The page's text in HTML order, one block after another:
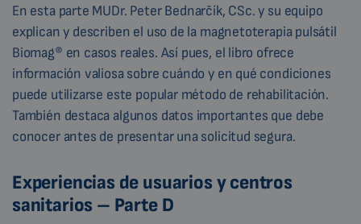
En esta parte MUDr. Peter Bednarčík, CSc. y su equipo
explican y describen el uso de la magnetoterapia pulsátil
Biomag® en casos reales. Así pues, el libro ofrece
información valiosa sobre cuándo y en qué condiciones
puede utilizarse este popular método de rehabilitación.
También destaca algunos datos importantes que debe
conocer antes de presentar una solicitud segura.
Experiencias de usuarios y centros
sanitarios – Parte D